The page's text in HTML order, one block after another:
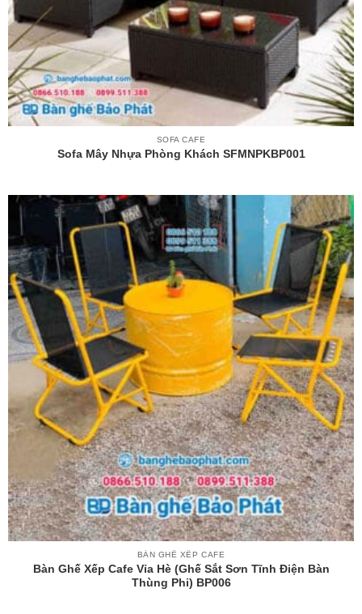
SOFA CAFE
Sofa Mây Nhựa Phòng Khách SFMNPKBP001
BÀN GHẾ XẾP CAFE
Bàn Ghế Xếp Cafe Vỉa Hè (ghế Sắt Sơn Tĩnh Điện Bàn
Thùng Phi) BP006